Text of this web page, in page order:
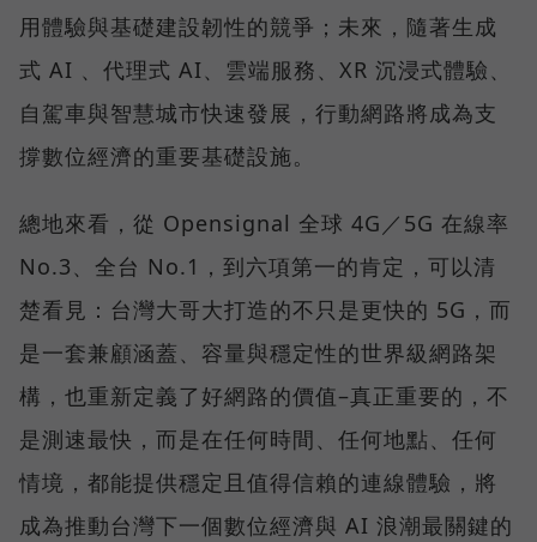
用體驗與基礎建設韌性的競爭；未來，隨著生成
式 AI 、代理式 AI、雲端服務、XR 沉浸式體驗、
自駕車與智慧城市快速發展，行動網路將成為支
撐數位經濟的重要基礎設施。
總地來看，從 Opensignal 全球 4G／5G 在線率
No.3、全台 No.1，到六項第一的肯定，可以清
楚看見：台灣大哥大打造的不只是更快的 5G，而
是一套兼顧涵蓋、容量與穩定性的世界級網路架
構，也重新定義了好網路的價值–真正重要的，不
是測速最快，而是在任何時間、任何地點、任何
情境，都能提供穩定且值得信賴的連線體驗，將
成為推動台灣下一個數位經濟與 AI 浪潮最關鍵的